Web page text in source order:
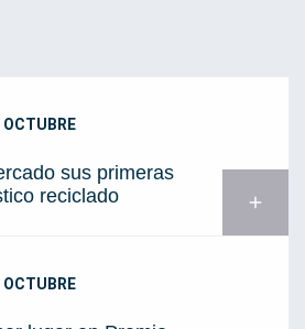
OCTUBRE
sus primeras
reciclado
add
OCTUBRE